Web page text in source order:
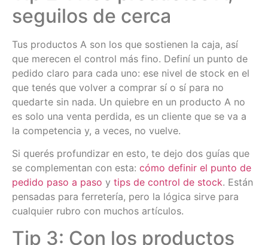
seguilos de cerca
Tus productos A son los que sostienen la caja, así
que merecen el control más fino. Definí un punto de
pedido claro para cada uno: ese nivel de stock en el
que tenés que volver a comprar sí o sí para no
quedarte sin nada. Un quiebre en un producto A no
es solo una venta perdida, es un cliente que se va a
la competencia y, a veces, no vuelve.
Si querés profundizar en esto, te dejo dos guías que
se complementan con esta: cómo definir el punto de
pedido paso a paso y tips de control de stock. Están
pensadas para ferretería, pero la lógica sirve para
cualquier rubro con muchos artículos.
Tip 3: Con los productos